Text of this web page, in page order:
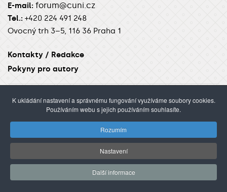
E-mail: forum@cuni.cz
Tel.: +420 224 491 248
Ovocný trh 3–5, 116 36 Praha 1
Kontakty / Redakce
Pokyny pro autory
Studenti
Alumni
Focus
Audio Video Galerie Rozhovor Reportáž
K ukládání nastavení a správnému fungování využíváme soubory cookies.
Používáním webu s jejich používáním souhlasíte.
Rozumím
Nastavení
Další informace